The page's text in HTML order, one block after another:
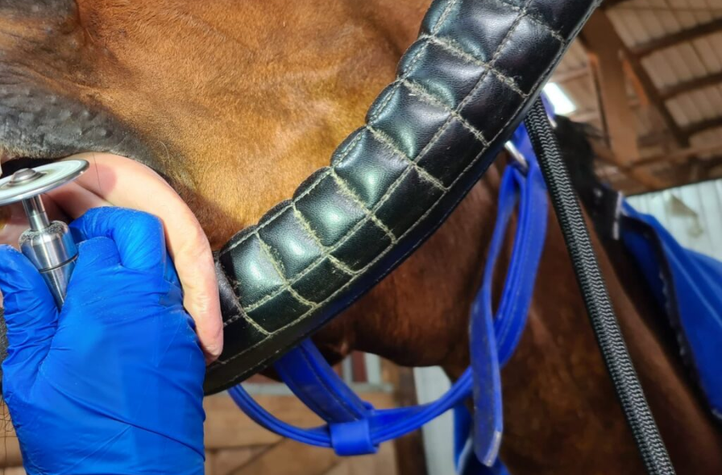
Allgemein
WEITERE ARTIKEL
Bearbeitung und Korrektur
der Schneidezähne – eine
praxisnahe Betrachtung
29. Oktober 2024 Keine
Kommentare
Infundibularkaries beim Pferd
– Was ist das?
24. September 2025
Keine
Kommentare
Follow-up-Kurs
Pferdezahnheilkunde
8. Juli 2025
Keine
Kommentare
Willkommen zum
Pferdedentalkurs –
Erfolgreich mit